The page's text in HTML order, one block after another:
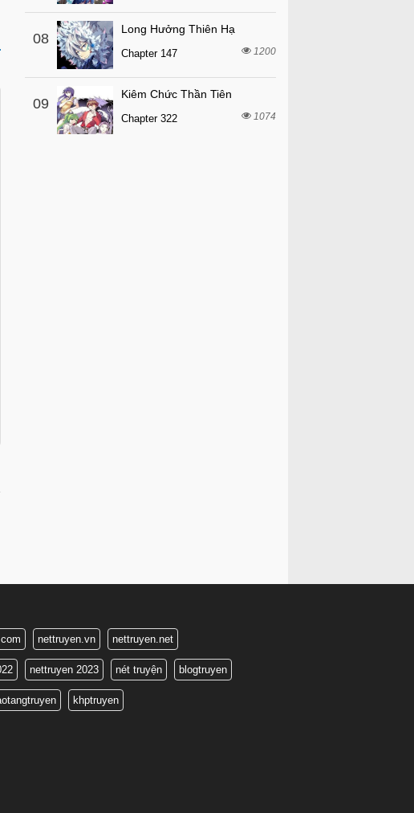
08
Long Hưởng Thiên Hạ
Chapter 147 1200
09
Kiêm Chức Thần Tiên
Chapter 322 1074
nettruyen.vn nettruyen.net
nettruyen 2023 nét truyện blogtruyen
khptruyen